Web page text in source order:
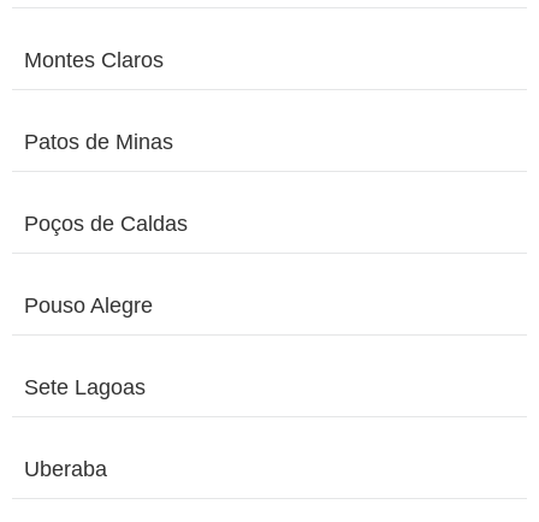
Montes Claros
Patos de Minas
Poços de Caldas
Pouso Alegre
Sete Lagoas
Uberaba